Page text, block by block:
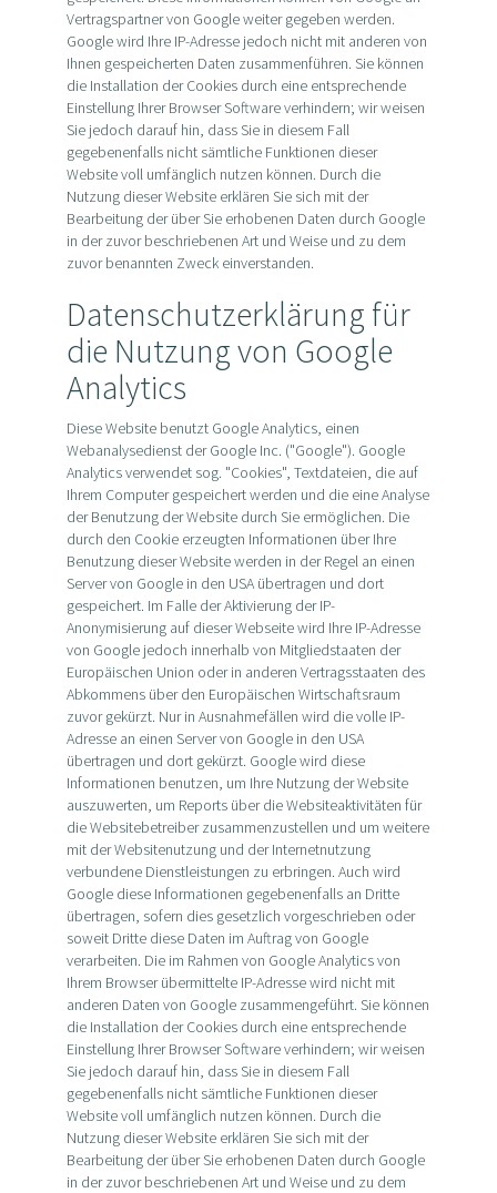
Vertragspartner von Google weiter gegeben werden.
Google wird Ihre IP-Adresse jedoch nicht mit anderen von
Ihnen gespeicherten Daten zusammenführen. Sie können
die Installation der Cookies durch eine entsprechende
Einstellung Ihrer Browser Software verhindern; wir weisen
Sie jedoch darauf hin, dass Sie in diesem Fall
gegebenenfalls nicht sämtliche Funktionen dieser
Website voll umfänglich nutzen können. Durch die
Nutzung dieser Website erklären Sie sich mit der
Bearbeitung der über Sie erhobenen Daten durch Google
in der zuvor beschriebenen Art und Weise und zu dem
zuvor benannten Zweck einverstanden.
Datenschutzerklärung für
die Nutzung von Google
Analytics
Diese Website benutzt Google Analytics, einen
Webanalysedienst der Google Inc. ("Google"). Google
Analytics verwendet sog. "Cookies", Textdateien, die auf
Ihrem Computer gespeichert werden und die eine Analyse
der Benutzung der Website durch Sie ermöglichen. Die
durch den Cookie erzeugten Informationen über Ihre
Benutzung dieser Website werden in der Regel an einen
Server von Google in den USA übertragen und dort
gespeichert. Im Falle der Aktivierung der IP-
Anonymisierung auf dieser Webseite wird Ihre IP-Adresse
von Google jedoch innerhalb von Mitgliedstaaten der
Europäischen Union oder in anderen Vertragsstaaten des
Abkommens über den Europäischen Wirtschaftsraum
zuvor gekürzt. Nur in Ausnahmefällen wird die volle IP-
Adresse an einen Server von Google in den USA
übertragen und dort gekürzt. Google wird diese
Informationen benutzen, um Ihre Nutzung der Website
auszuwerten, um Reports über die Websiteaktivitäten für
die Websitebetreiber zusammenzustellen und um weitere
mit der Websitenutzung und der Internetnutzung
verbundene Dienstleistungen zu erbringen. Auch wird
Google diese Informationen gegebenenfalls an Dritte
übertragen, sofern dies gesetzlich vorgeschrieben oder
soweit Dritte diese Daten im Auftrag von Google
verarbeiten. Die im Rahmen von Google Analytics von
Ihrem Browser übermittelte IP-Adresse wird nicht mit
anderen Daten von Google zusammengeführt. Sie können
die Installation der Cookies durch eine entsprechende
Einstellung Ihrer Browser Software verhindern; wir weisen
Sie jedoch darauf hin, dass Sie in diesem Fall
gegebenenfalls nicht sämtliche Funktionen dieser
Website voll umfänglich nutzen können. Durch die
Nutzung dieser Website erklären Sie sich mit der
Bearbeitung der über Sie erhobenen Daten durch Google
in der zuvor beschriebenen Art und Weise und zu dem